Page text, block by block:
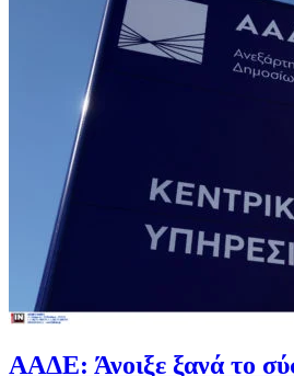
ΑΑΔΕ: Άνοιξε ξανά το